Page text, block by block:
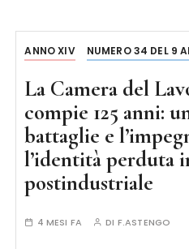
ANNO XIV NUMERO 34 DEL 9
La Camera del
compie 125 anni:
battaglie e
l’identità perduta
postindustriale
4 MESI FA DI F.ASTENGO